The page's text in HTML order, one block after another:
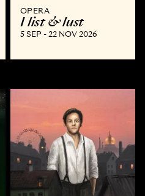
OPERA
I list & lust
5 SEP - 22 NOV 2026